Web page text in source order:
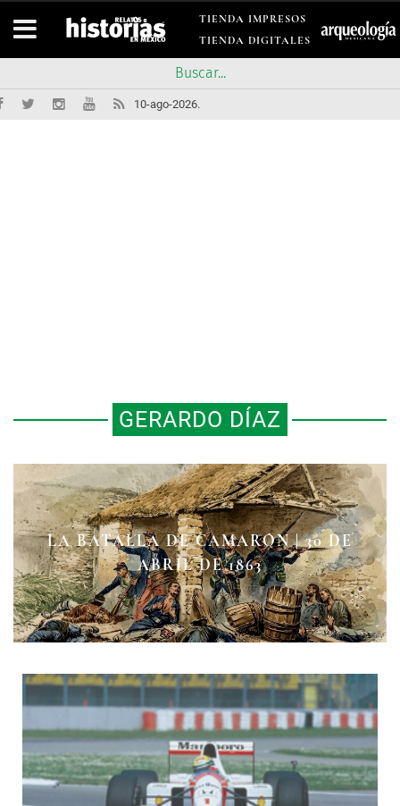
TIENDA IMPRESOS
TIENDA DIGITALES
10-ago-2026.
GERARDO DÍAZ
LA BATALLA DE CAMARÓN | 30 DE
ABRIL DE 1863
EN BUSCA DE PANCHO VILLA
LA LENTE DE GUILLERMO KAHLO